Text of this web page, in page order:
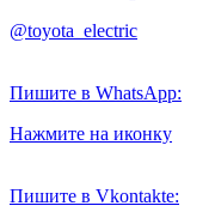
@toyota_electric
Пишите в WhatsApp:
Нажмите на иконку
Пишите в Vkontakte: